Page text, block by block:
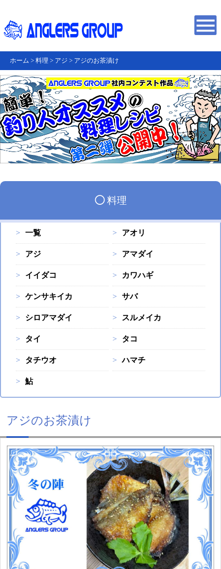
ホーム > 料理 > アジ > アジのお茶漬け
◯料理
一覧 アオリ
アジ アマダイ
イイダコ カワハギ
ケンサキイカ サバ
シロアマダイ スルメイカ
タイ タコ
タチウオ ハマチ
鮎
アジのお茶漬け